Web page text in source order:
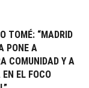
TOMÉ: “MADRID
PONE A
COMUNIDAD Y A
EN EL FOCO